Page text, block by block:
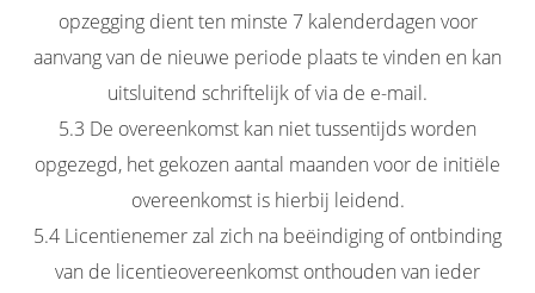
opzegging dient ten minste 7 kalenderdagen voor
aanvang van de nieuwe periode plaats te vinden en kan
uitsluitend schriftelijk of via de e-mail.
5.3 De overeenkomst kan niet tussentijds worden
opgezegd, het gekozen aantal maanden voor de initiële
overeenkomst is hierbij leidend.
5.4 Licentienemer zal zich na beëindiging of ontbinding
van de licentieovereenkomst onthouden van ieder